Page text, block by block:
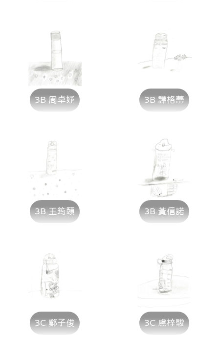
3B 周卓妤 3B 譚格蕾
3B 王筠頤 3B 黃信諾
3C 鄭子俊 3C 盧梓駿